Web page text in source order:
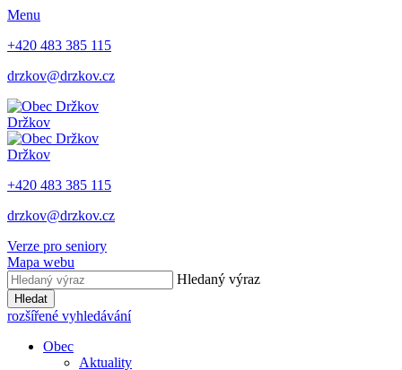
Menu
+420 483 385 115
drzkov@drzkov.cz
Držkov
Držkov
+420 483 385 115
drzkov@drzkov.cz
Verze pro seniory
Mapa webu
Hledaný výraz
Hledat
rozšířené vyhledávání
Obec
Aktuality